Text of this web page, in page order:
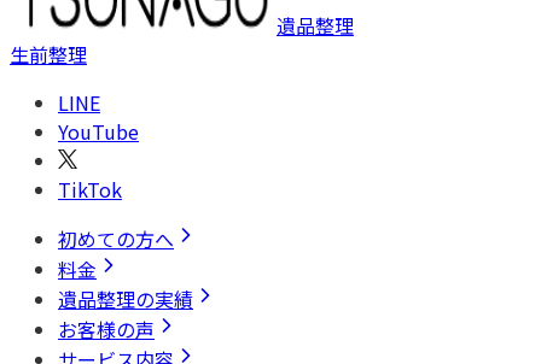
遺品整理
生前整理
LINE
YouTube
TikTok
初めての方へ
料金
遺品整理の実績
お客様の声